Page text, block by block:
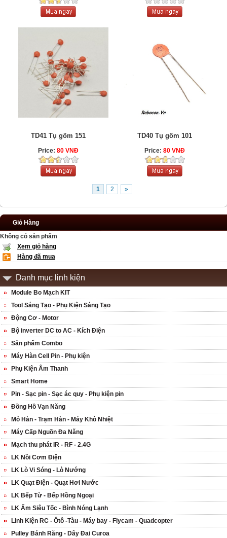
TD41 Tụ gốm 151
Price: 80 VNĐ
TD40 Tụ gốm 101
Price: 80 VNĐ
1 2 »
Giỏ Hàng
Không có sản phẩm
Xem giỏ hàng
Hàng đã mua
Danh mục linh kiện
Module Bo Mạch KIT
Tool Sáng Tạo - Phụ Kiện Sáng Tạo
Động Cơ - Motor
Bộ inverter DC to AC - Kích Điện
Sản phẩm Combo
Máy Hàn Cell Pin - Phụ kiện
Phụ Kiện Âm Thanh
Smart Home
Pin - Sạc pin - Sạc ác quy - Phụ kiện pin
Đồng Hồ Vạn Năng
Mỏ Hàn - Trạm Hàn - Máy Khò Nhiệt
Máy Cấp Nguồn Đa Năng
Mạch thu phát IR - RF - 2.4G
LK Nồi Cơm Điện
LK Lò Vi Sóng - Lò Nướng
LK Quạt Điện - Quạt Hơi Nước
LK Bếp Từ - Bếp Hồng Ngoại
LK Ấm Siêu Tốc - Bình Nóng Lạnh
Linh Kiện RC - Ôtô -Tàu - Máy bay - Flycam - Quadcopter
Pulley Bánh Răng - Dây Đai Curoa